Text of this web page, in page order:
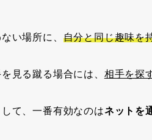
い場所に、 自分と同じ趣味を
見る蹴る場合には、 相手を探
て、一番有効なのはネットを